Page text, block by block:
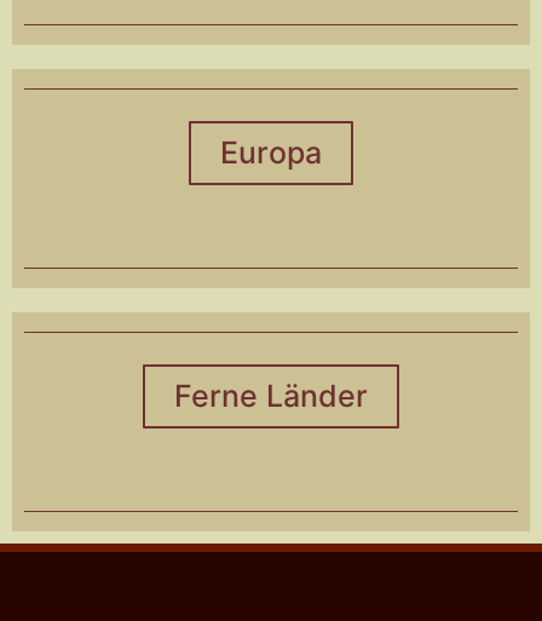
Europa
Ferne Länder